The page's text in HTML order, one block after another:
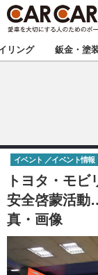
★カーケアプラ
甲信越
東海
中国
九州
リング 鈑金・塗
トヨタ・モ
安全啓蒙活動
真・画像
イベント イベント情報